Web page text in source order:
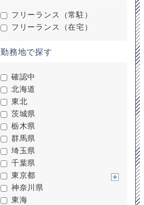
フリーランス（常駐）
フリーランス（在宅）
勤務地で探す
確認中
北海道
東北
茨城県
栃木県
群馬県
埼玉県
千葉県
東京都
神奈川県
東海